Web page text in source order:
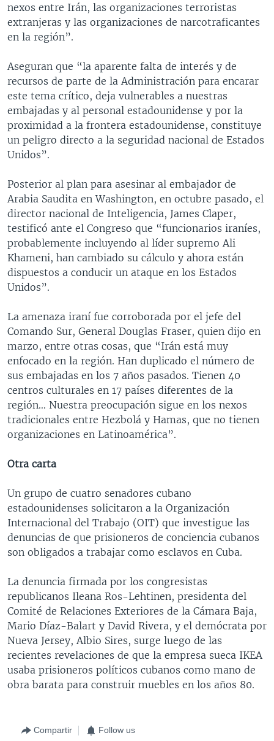
nexos entre Irán, las organizaciones terroristas
extranjeras y las organizaciones de narcotraficantes
en la región”.
Aseguran que “la aparente falta de interés y de
recursos de parte de la Administración para encarar
este tema crítico, deja vulnerables a nuestras
embajadas y al personal estadounidense y por la
proximidad a la frontera estadounidense, constituye
un peligro directo a la seguridad nacional de Estados
Unidos”.
Posterior al plan para asesinar al embajador de
Arabia Saudita en Washington, en octubre pasado, el
director nacional de Inteligencia, James Claper,
testificó ante el Congreso que “funcionarios iraníes,
probablemente incluyendo al líder supremo Ali
Khameni, han cambiado su cálculo y ahora están
dispuestos a conducir un ataque en los Estados
Unidos”.
La amenaza iraní fue corroborada por el jefe del
Comando Sur, General Douglas Fraser, quien dijo en
marzo, entre otras cosas, que “Irán está muy
enfocado en la región. Han duplicado el número de
sus embajadas en los 7 años pasados. Tienen 40
centros culturales en 17 países diferentes de la
región… Nuestra preocupación sigue en los nexos
tradicionales entre Hezbolá y Hamas, que no tienen
organizaciones en Latinoamérica”.
Otra carta
Un grupo de cuatro senadores cubano
estadounidenses solicitaron a la Organización
Internacional del Trabajo (OIT) que investigue las
denuncias de que prisioneros de conciencia cubanos
son obligados a trabajar como esclavos en Cuba.
La denuncia firmada por los congresistas
republicanos Ileana Ros-Lehtinen, presidenta del
Comité de Relaciones Exteriores de la Cámara Baja,
Mario Díaz-Balart y David Rivera, y el demócrata por
Nueva Jersey, Albio Sires, surge luego de las
recientes revelaciones de que la empresa sueca IKEA
usaba prisioneros políticos cubanos como mano de
obra barata para construir muebles en los años 80.
Compartir Follow us